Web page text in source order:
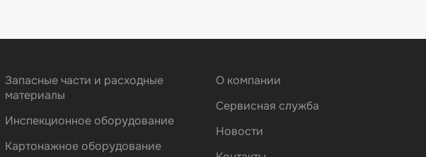
Запасные части и расходные
материалы
Инспекционное оборудование
Картонажное оборудование
О компании
Сервисная служба
Новости